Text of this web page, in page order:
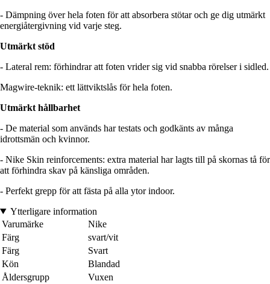
- Dämpning över hela foten för att absorbera stötar och ge dig utmärkt
energiåtergivning vid varje steg.
Utmärkt stöd
- Lateral rem: förhindrar att foten vrider sig vid snabba rörelser i sidled.
Magwire-teknik: ett lättviktslås för hela foten.
Utmärkt hållbarhet
- De material som används har testats och godkänts av många
idrottsmän och kvinnor.
- Nike Skin reinforcements: extra material har lagts till på skornas tå för
att förhindra skav på känsliga områden.
- Perfekt grepp för att fästa på alla ytor indoor.
Ytterligare information
Varumärke
Nike
Färg
svart/vit
Färg
Svart
Kön
Blandad
Åldersgrupp
Vuxen